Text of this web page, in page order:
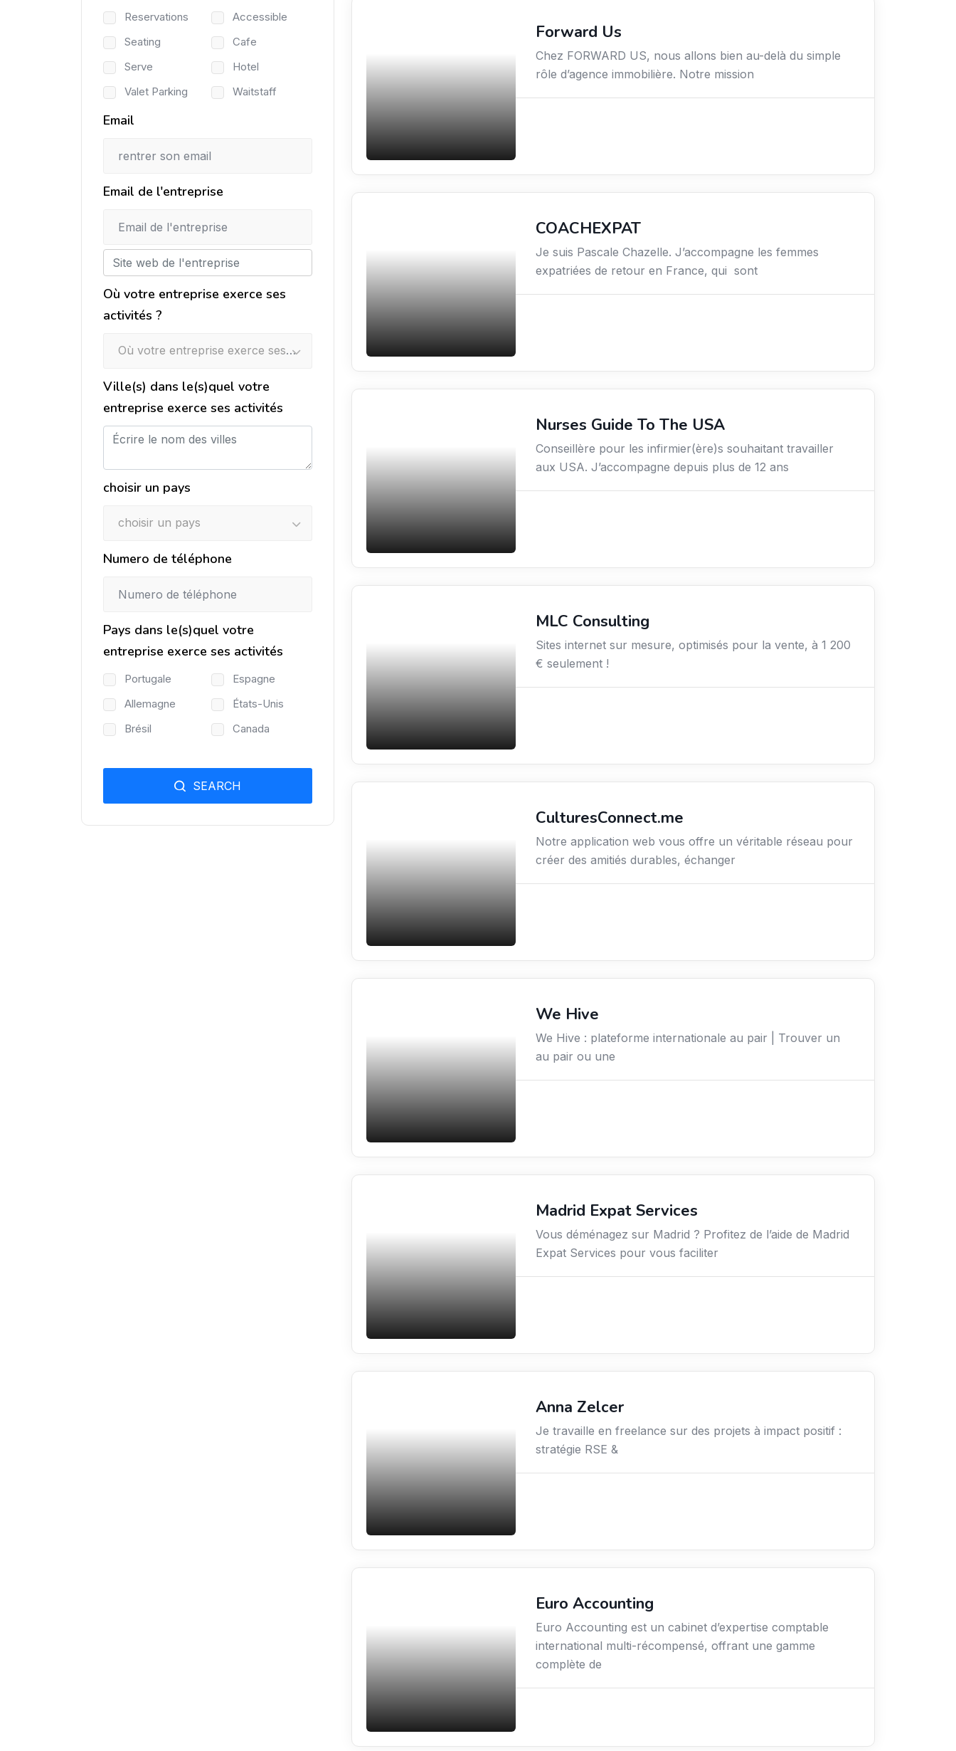
Forward Us
Chez FORWARD US, nous allons bien au-delà du simple
rôle d’agence immobilière. Notre mission
COACHEXPAT
Je suis Pascale Chazelle. J’accompagne les femmes
expatriées de retour en France, qui sont
Nurses Guide To The USA
Conseillère pour les infirmier(ère)s souhaitant travailler
aux USA. J’accompagne depuis plus de 12 ans
MLC Consulting
Sites internet sur mesure, optimisés pour la vente, à 1 200
€ seulement !
CulturesConnect.me
Notre application web vous offre un véritable réseau pour
créer des amitiés durables, échanger
We Hive
We Hive : plateforme internationale au pair | Trouver un
au pair ou une
Madrid Expat Services
Vous déménagez sur Madrid ? Profitez de l’aide de Madrid
Expat Services pour vous faciliter
Anna Zelcer
Je travaille en freelance sur des projets à impact positif :
stratégie RSE &
Euro Accounting
Euro Accounting est un cabinet d’expertise comptable
international multi-récompensé, offrant une gamme
complète de
Reservations
Accessible
Seating
Cafe
Serve
Hotel
Valet Parking
Waitstaff
Email
Email de l'entreprise
Où votre entreprise exerce ses
activités ?
Où votre entreprise exerce ses activités ?
Ville(s) dans le(s)quel votre
entreprise exerce ses activités
choisir un pays
choisir un pays
Numero de téléphone
Pays dans le(s)quel votre
entreprise exerce ses activités
Portugale
Espagne
Allemagne
États-Unis
Brésil
Canada
SEARCH